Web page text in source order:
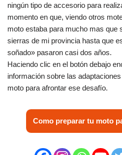
ningún tipo de accesorio para
momento en que, viendo otros
moto estaba para mucho mas que
sierras de mi provincia hasta que
soñado» pasaron casi dos años.
Haciendo clic en el botón debajo
información sobre las
moto para afrontar ese desafío.
Como preparar tu moto